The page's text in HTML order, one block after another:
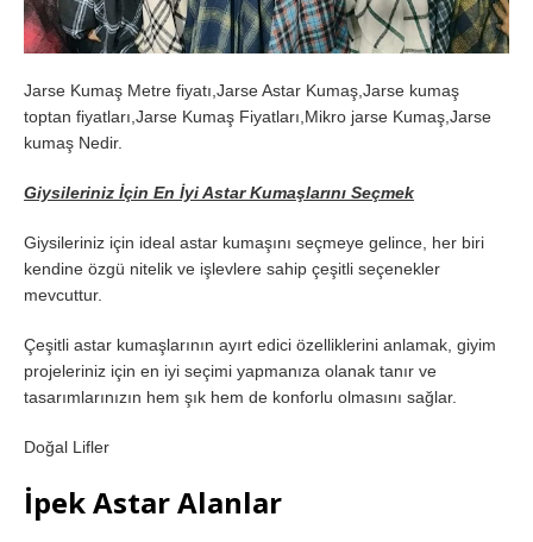
Jarse Kumaş Metre fiyatı,Jarse Astar Kumaş,Jarse kumaş
toptan fiyatları,Jarse Kumaş Fiyatları,Mikro jarse Kumaş,Jarse
kumaş Nedir.
Giysileriniz İçin En İyi Astar Kumaşlarını Seçmek
Giysileriniz için ideal astar kumaşını seçmeye gelince, her biri
kendine özgü nitelik ve işlevlere sahip çeşitli seçenekler
mevcuttur.
Çeşitli astar kumaşlarının ayırt edici özelliklerini anlamak, giyim
projeleriniz için en iyi seçimi yapmanıza olanak tanır ve
tasarımlarınızın hem şık hem de konforlu olmasını sağlar.
Doğal Lifler
İpek Astar Alanlar